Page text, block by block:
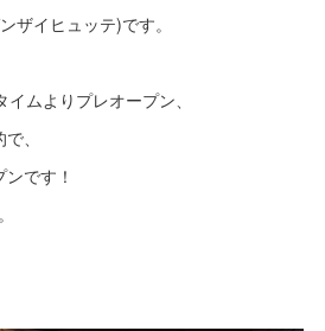
ザイヒュッテ)です。
ムよりプレオープン、
、
です！